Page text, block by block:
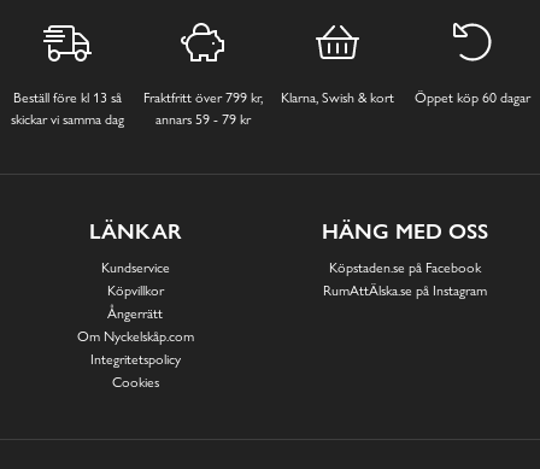
Beställ före kl 13 så
skickar vi samma dag
Fraktfritt över 799 kr,
annars 59 - 79 kr
Klarna, Swish & kort Öppet köp 60 dagar
LÄNKAR
Kundservice
Köpvillkor
Ångerrätt
Om Nyckelskåp.com
Integritetspolicy
Cookies
HÄNG MED OSS
Köpstaden.se på Facebook
RumAttÄlska.se på Instagram